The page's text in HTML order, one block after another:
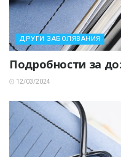
ДРУГИ ЗАБОЛЯВАНИЯ
Подробности за
12/03/2024